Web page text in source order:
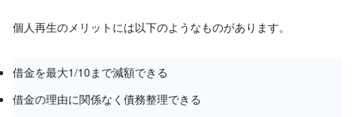
個人再生のメリットには以下のようなものがあります。
借金を最大1/10まで減額できる
借金の理由に関係なく債務整理できる